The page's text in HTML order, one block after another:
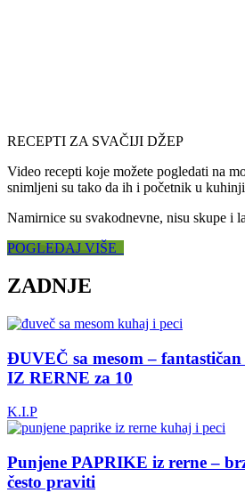
RECEPTI ZA SVAČIJI DŽEP
Video recepti koje možete pogledati na
snimljeni su tako da ih i početnik u
Namirnice su svakodnevne, nisu skupe i
POGLEDAJ VIŠE
ZADNJE
ĐUVEČ sa mesom –
IZ RERNE za 10
K.I.P
Punjene PAPRIKE iz rerne –
često praviti